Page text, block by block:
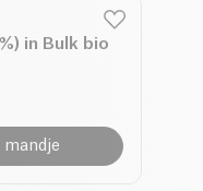
in Bulk bio
mandje